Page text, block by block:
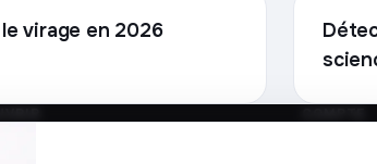
virage en 2026